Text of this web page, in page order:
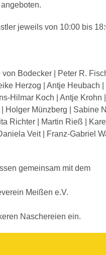
jeweils von 10:00 bis
Bodecker | Peter R.
Herzog | Antje Heubach |
Hilmar Koch | Antje Krohn
Holger Münzberg | Sabine
Richter | Martin Rieß |
Veit | Franz-Gabriel
gemeinsam mit dem
Meißen e.V.
Naschereien ein.